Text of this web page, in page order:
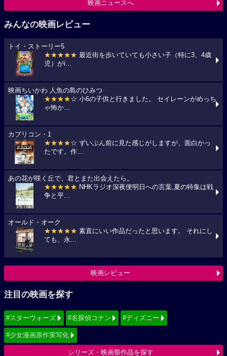
映画ニュースへ
みんなの映画レビュー
トイ・ストーリー5
★★★★★ 最近街を歩いていても小さい子（特に3、4歳
児）がi...
映画ちいかわ 人魚の島のひみつ
★★★★☆ 小6の子供と行きました。 セイレーンがめっち
ゃ怖か...
カプリコン・1
★★★★☆ ずいぶん前に見た感じがしますが、面白かっ
たです。作...
あの花が咲く丘で、君とまた出会えたら。
★★★★★ NHKラジオ深夜便明日への言葉,夏の特集は戦
争と平...
オールド・オーク
★★★★★ 素直にいい作品だったと思います。 それにし
ても、永...
映画レビュー
注目の映画を探す
#スターウォーズ #名探偵コナン #ディズニー
#少女漫画原作実写化
シリーズ・映画祭作品を探す